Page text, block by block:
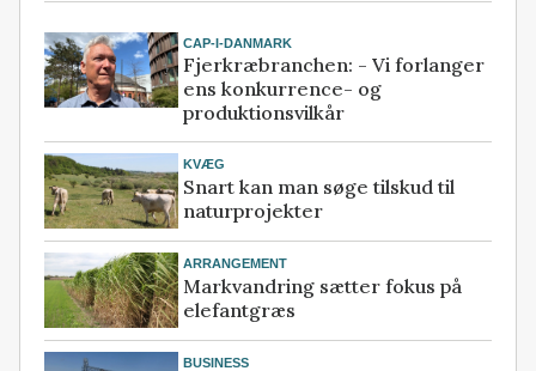
CAP-I-DANMARK
Fjerkræbranchen: - Vi forlanger
ens konkurrence- og
produktionsvilkår
KVÆG
Snart kan man søge tilskud til
naturprojekter
ARRANGEMENT
Markvandring sætter fokus på
elefantgræs
BUSINESS